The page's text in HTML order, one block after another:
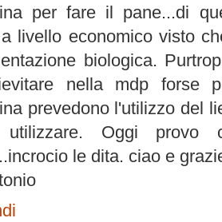
per fare il pane...di
livello economico visto
biologica.
nella mdp forse
prevedono l'utilizzo del
utilizzare. Oggi
le dita. ciao e